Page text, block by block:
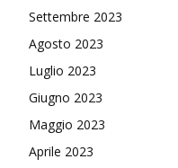
Settembre 2023
Agosto 2023
Luglio 2023
Giugno 2023
Maggio 2023
Aprile 2023